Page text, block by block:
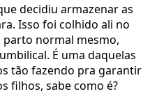
decidiu armazenar as
Isso foi colhido ali no
normal mesmo,
É uma daquelas
tão fazendo pra garantir
filhos, sabe como é?